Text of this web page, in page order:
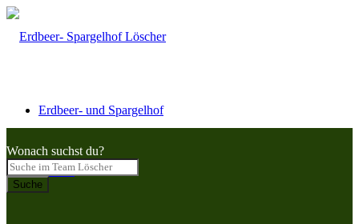
Erdbeer- und Spargelhof
Beeren
Wonach suchst du?
Suche